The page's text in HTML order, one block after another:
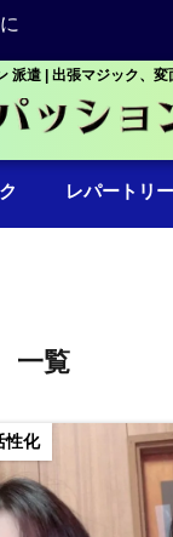
派遣 | 出張マジック、
レパートリー
一覧
性化